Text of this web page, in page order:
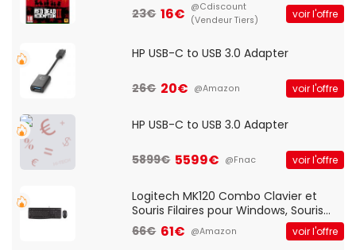
23€ 16€ @Cdiscount
(Vendeur Tiers)
voir l'offre
HP USB-C to USB 3.0 Adapter
26€ 20€ @Amazon voir l'offre
HP USB-C to USB 3.0 Adapter
5899€ 5599€ @Fnac voir l'offre
Logitech MK120 Combo Clavier et
Souris Filaires pour Windows, Souris
Optique Filaire, Connexion USB Plug
And Play, Confortable, Taille
66€ 61€ @Amazon voir l'offre